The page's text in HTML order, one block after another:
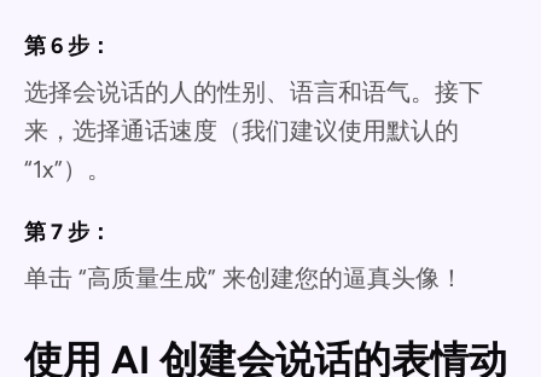
第 6 步：
选择会说话的人的性别、语言和语气。接下
来，选择通话速度（我们建议使用默认的
“1x”）。
第 7 步：
单击 “高质量生成” 来创建您的逼真头像！
使用 AI 创建会说话的表情动